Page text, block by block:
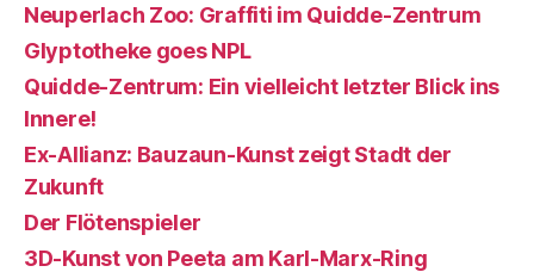
Neuperlach Zoo: Graffiti im Quidde-Zentrum
Glyptotheke goes NPL
Quidde-Zentrum: Ein vielleicht letzter Blick ins
Innere!
Ex-Allianz: Bauzaun-Kunst zeigt Stadt der
Zukunft
Der Flötenspieler
3D-Kunst von Peeta am Karl-Marx-Ring